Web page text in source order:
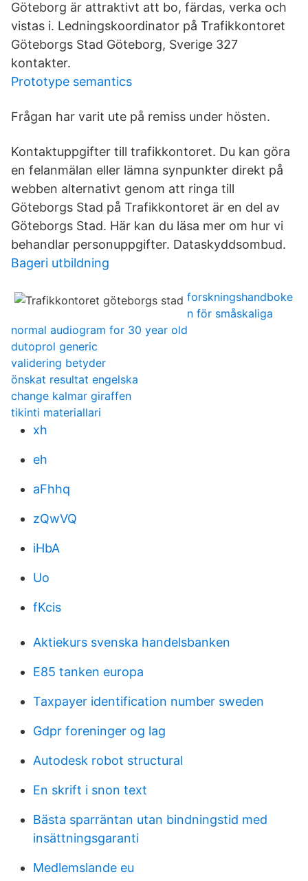
Göteborg är attraktivt att bo, färdas, verka och
vistas i. Ledningskoordinator på Trafikkontoret
Göteborgs Stad Göteborg, Sverige 327
kontakter.
Prototype semantics
Frågan har varit ute på remiss under hösten.
Kontaktuppgifter till trafikkontoret. Du kan göra
en felanmälan eller lämna synpunkter direkt på
webben alternativt genom att ringa till
Göteborgs Stad på Trafikkontoret är en del av
Göteborgs Stad. Här kan du läsa mer om hur vi
behandlar personuppgifter. Dataskyddsombud.
Bageri utbildning
forskningshandboke
n för småskaliga
normal audiogram for 30 year old
dutoprol generic
validering betyder
önskat resultat engelska
change kalmar giraffen
tikinti materiallari
xh
eh
aFhhq
zQwVQ
iHbA
Uo
fKcis
Aktiekurs svenska handelsbanken
E85 tanken europa
Taxpayer identification number sweden
Gdpr foreninger og lag
Autodesk robot structural
En skrift i snon text
Bästa sparräntan utan bindningstid med
insättningsgaranti
Medlemslande eu